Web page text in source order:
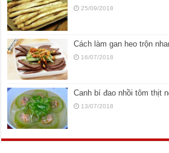
25/09/2018
Cách làm gan heo trộn
16/07/2018
Canh bí đao nhồi tôm thịt
13/07/2018